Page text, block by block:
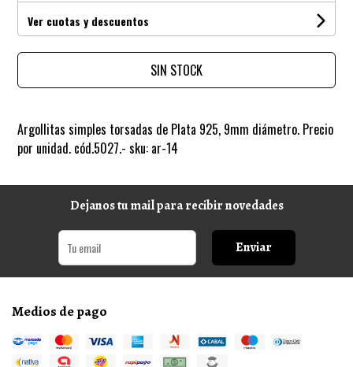
Ver cuotas y descuentos
SIN STOCK
Argollitas simples torsadas de Plata 925, 9mm diámetro. Precio
por unidad. cód.5027.- sku: ar-14
Dejanos tu mail para recibir novedades
Enviar
Medios de pago